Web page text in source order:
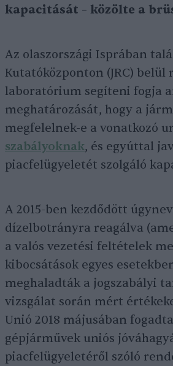
kapacitását – közölte a
Az olaszországi Isprában
Kutatóközponton (JRC) belül
laboratórium segíteni fogja
meghatározását, hogy a
megfelelnek-e a vonatkozó
szabályoknak, és egyúttal
piacfelügyeletét szolgáló
A 2015-ben kezdődött
dízelbotrányra reagálva
a valós vezetési feltételek
kibocsátások egyes
meghaladták a jogszabályi
vizsgálat során mért
Unió 2018 májusában
gépjárművek uniós
piacfelügyeletéről szóló